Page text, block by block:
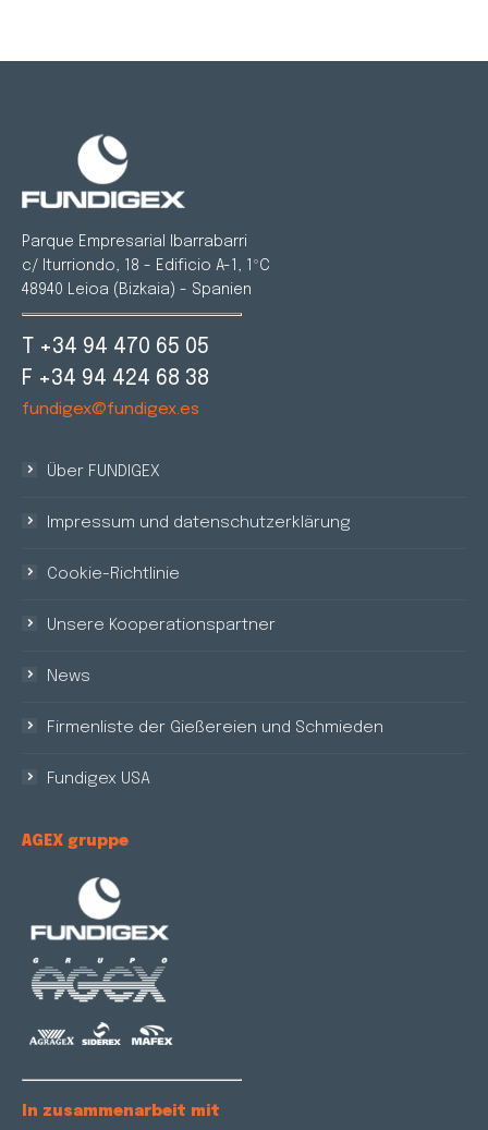
Parque Empresarial Ibarrabarri
c/ Iturriondo, 18 - Edificio A-1, 1ºC
48940 Leioa (Bizkaia) - Spanien
T +34 94 470 65 05
F +34 94 424 68 38
fundigex@fundigex.es
Über FUNDIGEX
Impressum und datenschutzerklärung
Cookie-Richtlinie
Unsere Kooperationspartner
News
Firmenliste der Gießereien und Schmieden
Fundigex USA
AGEX gruppe
In zusammenarbeit mit